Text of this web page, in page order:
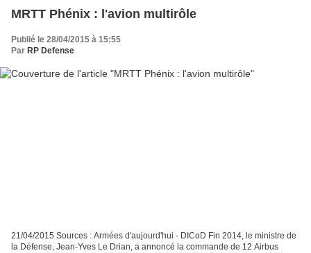
MRTT Phénix : l'avion multirôle
Publié le 28/04/2015 à 15:55
Par RP Defense
21/04/2015 Sources : Armées d'aujourd'hui - DICoD Fin 2014, le ministre de
la Défense, Jean-Yves Le Drian, a annoncé la commande de 12 Airbus